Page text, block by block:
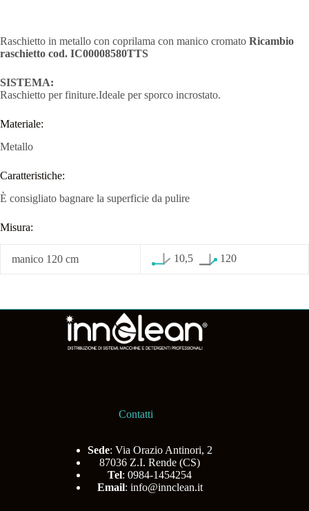
Raschietto in metallo con coprilama con manico cromato Ricambio
raschietto cod. IC00008580TTS
SISTEMA:
Raschietto per finiture.Ideale per sporco incrostato.
Materiale:
Metallo
Caratteristiche:
È consigliato bagnare la superficie da pulire
Misura:
manico 120 cm 10,5 120
Contatti
Sede: Via Orazio Antinori, 2
87036 Z.I. Rende (CS)
Tel: 0984-1454254
Email: info@innclean.it